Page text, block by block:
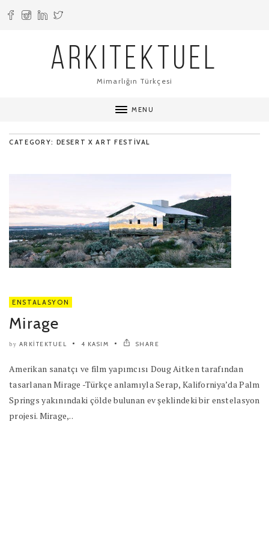
ARKITEKTUEL
Mimarlığın Türkçesi
MENU
CATEGORY: DESERT X ART FESTIVAL
ENSTALASYON
Mirage
by ARKITEKTUEL 4 KASIM SHARE
Amerikan sanatçı ve film yapımcısı Doug Aitken tarafından
tasarlanan Mirage -Türkçe anlamıyla Serap, Kaliforniya’da Palm
Springs yakınındaki çölde bulunan ev şeklindeki bir enstelasyon
projesi. Mirage,..